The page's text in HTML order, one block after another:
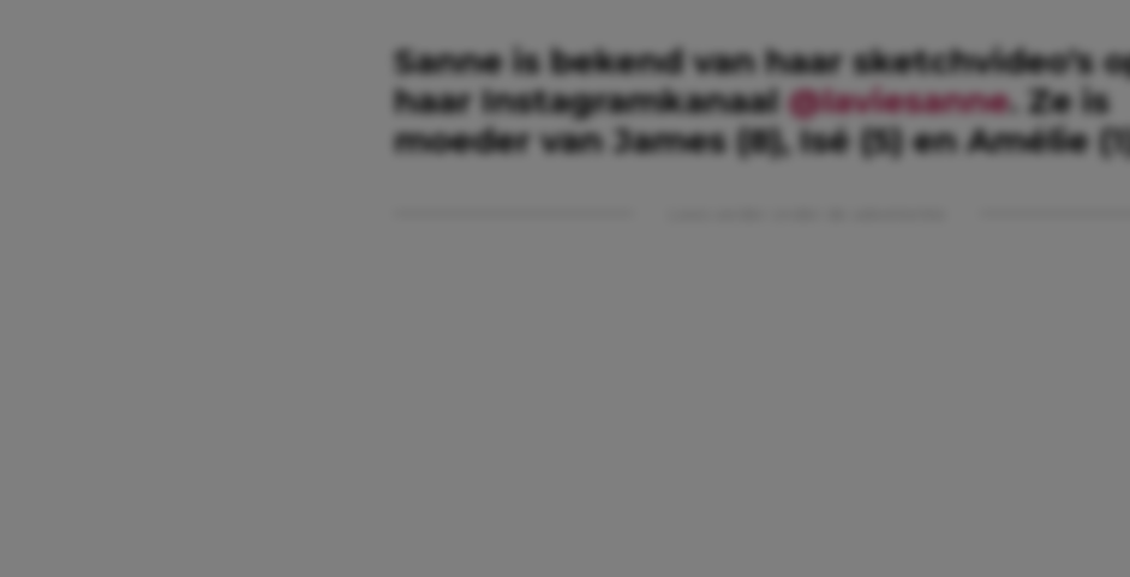
Sanne is bekend van haar sketchvideo’s
haar Instagramkanaal@laviesanne. Ze is
moeder van James (8), Isé (5) en Amélie